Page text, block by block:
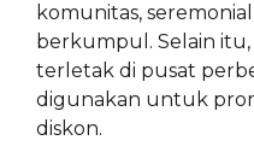
komunitas,
berkumpul. Selain
terletak di pusat
digunakan untuk
diskon.